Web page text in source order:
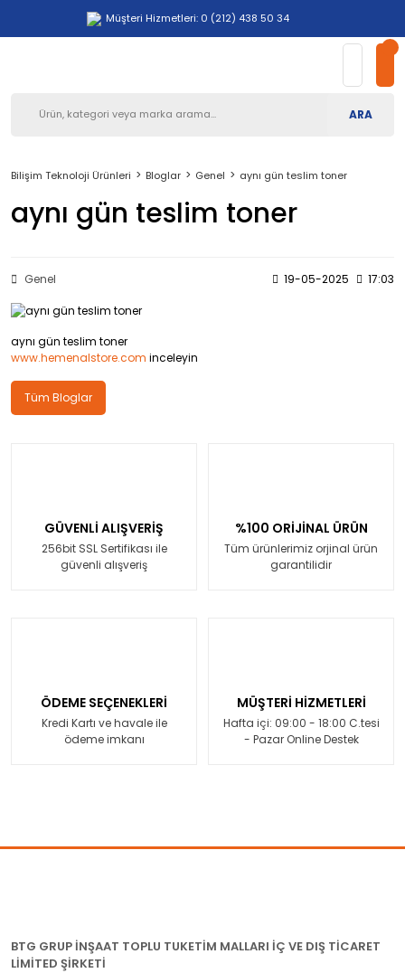
Müşteri Hizmetleri: 0 (212) 438 50 34
ARA
Bilişim Teknoloji Ürünleri Bloglar Genel aynı gün teslim toner
aynı gün teslim toner
Genel 19-05-2025 17:03
aynı gün teslim toner
www.hemenalstore.com inceleyin
Tüm Bloglar
GÜVENLİ ALIŞVERİŞ
256bit SSL Sertifikası ile
güvenli alışveriş
%100 ORİJİNAL ÜRÜN
Tüm ürünlerimiz orjinal ürün
garantilidir
ÖDEME SEÇENEKLERİ
Kredi Kartı ve havale ile
ödeme imkanı
MÜŞTERİ HİZMETLERİ
Hafta içi: 09:00 - 18:00 C.tesi
- Pazar Online Destek
BTG GRUP İNŞAAT TOPLU TUKETİM MALLARI İÇ VE DIŞ TİCARET
LİMİTED ŞİRKETİ